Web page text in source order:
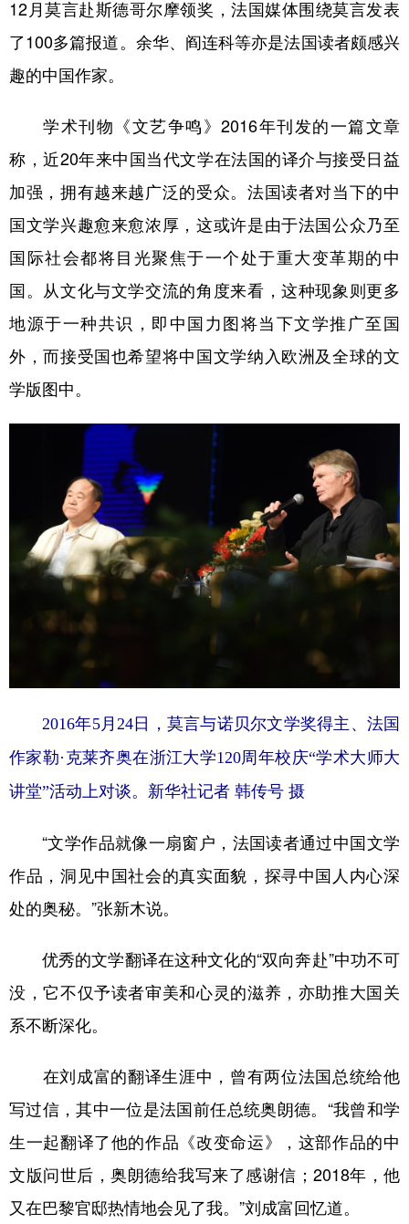
12月莫言赴斯德哥尔摩领奖，法国媒体围绕莫言发表
了100多篇报道。余华、阎连科等亦是法国读者颇感兴
趣的中国作家。
学术刊物《文艺争鸣》2016年刊发的一篇文章
称，近20年来中国当代文学在法国的译介与接受日益
加强，拥有越来越广泛的受众。法国读者对当下的中
国文学兴趣愈来愈浓厚，这或许是由于法国公众乃至
国际社会都将目光聚焦于一个处于重大变革期的中
国。从文化与文学交流的角度来看，这种现象则更多
地源于一种共识，即中国力图将当下文学推广至国
外，而接受国也希望将中国文学纳入欧洲及全球的文
学版图中。
2016年5月24日，莫言与诺贝尔文学奖得主、法国
作家勒·克莱齐奥在浙江大学120周年校庆“学术大师大
讲堂”活动上对谈。新华社记者 韩传号 摄
“文学作品就像一扇窗户，法国读者通过中国文学
作品，洞见中国社会的真实面貌，探寻中国人内心深
处的奥秘。”张新木说。
优秀的文学翻译在这种文化的“双向奔赴”中功不可
没，它不仅予读者审美和心灵的滋养，亦助推大国关
系不断深化。
在刘成富的翻译生涯中，曾有两位法国总统给他
写过信，其中一位是法国前任总统奥朗德。“我曾和学
生一起翻译了他的作品《改变命运》，这部作品的中
文版问世后，奥朗德给我写来了感谢信；2018年，他
又在巴黎官邸热情地会见了我。”刘成富回忆道。